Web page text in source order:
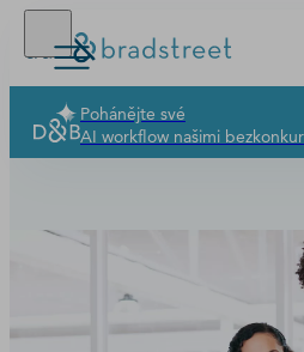
Řešení
Pohánějte své
AI workflow našimi